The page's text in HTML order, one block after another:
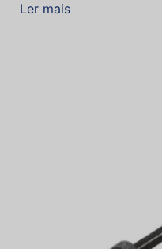
Ler mais